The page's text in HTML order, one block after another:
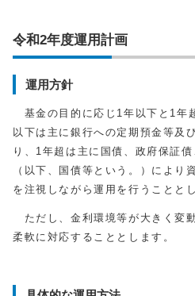
令和2年度運用計画
運用方針
基金の目的に応じ1年以下と1年
以下は主に銀行への定期預金等及
り、1年超は主に国債、政府保証
（以下、国債等という。）により
を注視しながら運用を行うことと
ただし、金利環境等が大きく変
柔軟に対応することとします。